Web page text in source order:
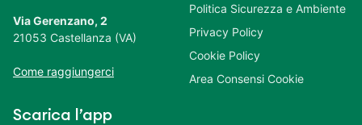
Via Gerenzano, 2
21053 Castellanza (VA)
Come raggiungerci
Scarica l’app
Politica Sicurezza e Ambiente
Privacy Policy
Cookie Policy
Area Consensi Cookie